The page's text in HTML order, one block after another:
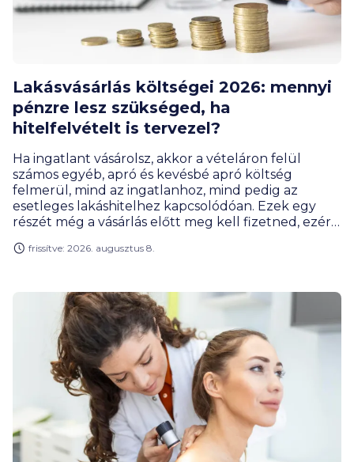
Lakásvásárlás költségei 2026: mennyi
pénzre lesz szükséged, ha
hitelfelvételt is tervezel?
Ha ingatlant vásárolsz, akkor a vételáron felül
számos egyéb, apró és kevésbé apró költség
felmerül, mind az ingatlanhoz, mind pedig az
esetleges lakáshitelhez kapcsolódóan. Ezek egy
részét még a vásárlás előtt meg kell fizetned, ezért
rendelkezésedre álló kerettel.
frissítve: 2026. augusztus 8.